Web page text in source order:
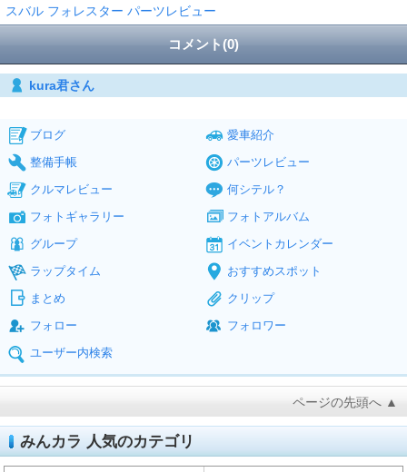
スバル フォレスター パーツレビュー
コメント(0)
kura君さん
ブログ
愛車紹介
整備手帳
パーツレビュー
クルマレビュー
何シテル？
フォトギャラリー
フォトアルバム
グループ
イベントカレンダー
ラップタイム
おすすめスポット
まとめ
クリップ
フォロー
フォロワー
ユーザー内検索
ページの先頭へ ▲
みんカラ 人気のカテゴリ